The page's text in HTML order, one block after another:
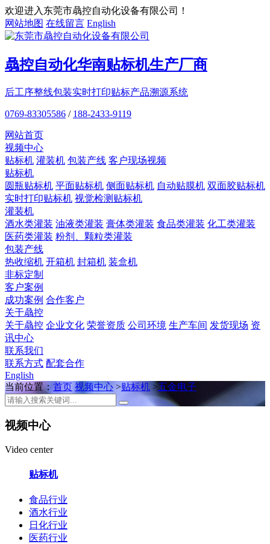
欢迎进入东莞市骉控自动化设备有限公司！
网站地图 在线留言 English
骉控自动化华南贴标机生产厂商
后工序整线包装实时打印贴标产品溯源系统
0769-83305586 / 188-2433-9119
网站首页
视频中心
贴标机 灌装机 包装产线 客户现场视频
贴标机
圆瓶贴标机 平面贴标机 侧面贴标机 自动贴膜机 双面胶贴标机
实时打印贴标机 视觉检测贴标机
灌装机
酒水类灌装 油液类灌装 膏体类灌装 食品类灌装 化工类灌装
医药类灌装 粉剂、颗粒类灌装
包装产线
热收缩机 开箱机 封箱机 装盒机
非标定制
客户案例
成功案例 合作客户
关于骉控
关于骉控 企业文化 荣誉资质 公司环境 生产车间 发货现场 资
讯中心
联系我们
联系方式 配套合作
English
当前位置： 首页 视频中心 >贴标机 >五金电子
视频中心
Video center
贴标机
食品行业
酒水行业
日化行业
医药行业